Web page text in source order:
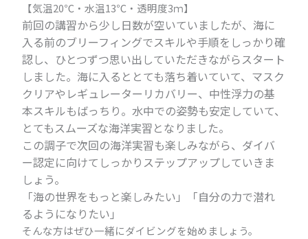
【気温20℃・水温13℃・透明度3ｍ】
前回の講習から少し日数が空いていましたが、海に
入る前のブリーフィングでスキルや手順をしっかり確
認し、ひとつずつ思い出していただきながらスタート
しました。 海に入るととても落ち着いていて、マスク
クリアやレギュレーターリカバリー、中性浮力の基
本スキルもばっちり。水中での姿勢も安定していて、
とてもスムーズな海洋実習となりました。
この調子で次回の海洋実習も楽しみながら、ダイバ
ー認定に向けてしっかりステップアップしていきま
しょう。
「海の世界をもっと楽しみたい」
「自分の力で潜れ
るようになりたい」
そんな方はぜひ一緒にダイビングを始めましょう。